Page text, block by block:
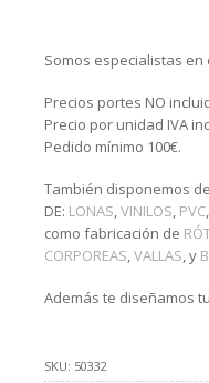
Somos especialistas
Precios portes NO
Precio por unidad IVA
Pedido mínimo 100€.
También disponemos de
DE: LONAS,VINILOS, PVC,
como fabricación de
CORPOREAS,VALLAS, y
Además te diseñamos tu
SKU: 50332